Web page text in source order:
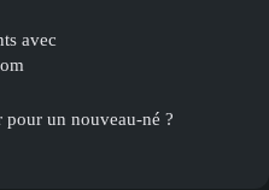
avec
pour un nouveau-né ?